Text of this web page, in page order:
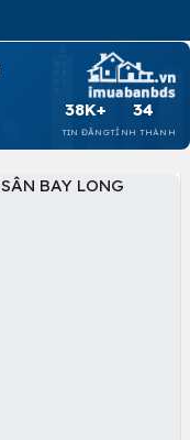
38K+
TIN ĐĂNG
34
TỈNH THÀNH